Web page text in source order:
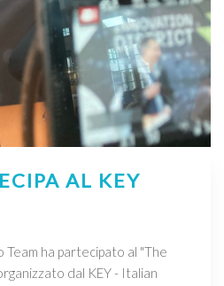
AL KEY
ha partecipato al "The
dal KEY - Italian